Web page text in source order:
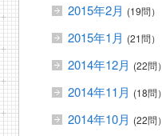
2015年2月 (19問）
2015年1月 (21問）
2014年12月 (22問）
2014年11月 (18問）
2014年10月 (22問）